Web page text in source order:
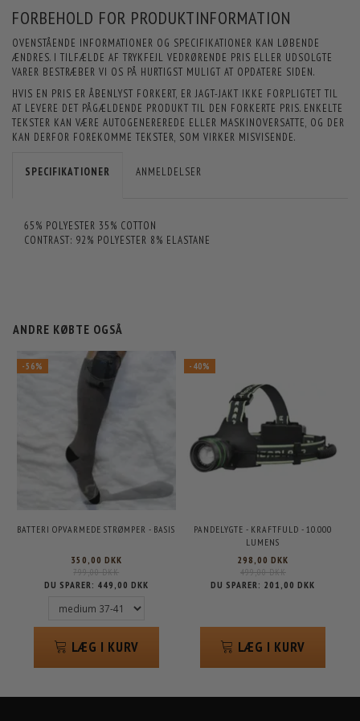
FORBEHOLD FOR PRODUKTINFORMATION
OVENSTÅENDE INFORMATIONER OG SPECIFIKATIONER KAN LØBENDE
ÆNDRES. I TILFÆLDE AF TRYKFEJL VEDRØRENDE PRIS ELLER UDSOLGTE
VARER BESTRÆBER VI OS PÅ HURTIGST MULIGT AT OPDATERE SIDEN.
HVIS EN PRIS ER ÅBENLYST FORKERT, ER JAGT-JAKT IKKE FORPLIGTET TIL
AT LEVERE DET PÅGÆLDENDE PRODUKT TIL DEN FORKERTE PRIS. ENKELTE
TEKSTER KAN VÆRE AUTOGENEREREDE ELLER MASKINOVERSATTE, OG DER
KAN DERFOR FOREKOMME TEKSTER, SOM VIRKER MISVISENDE.
SPECIFIKATIONER ANMELDELSER
65% POLYESTER 35% COTTON
CONTRAST: 92% POLYESTER 8% ELASTANE
ANDRE KØBTE OGSÅ
-56%
BATTERI OPVARMEDE STRØMPER - BASIS
350,00 DKK
799,00 DKK
DU SPARER: 449,00 DKK
LÆG I KURV
-40%
PANDELYGTE - KRAFTFULD - 10.000
LUMENS
298,00 DKK
499,00 DKK
DU SPARER: 201,00 DKK
LÆG I KURV